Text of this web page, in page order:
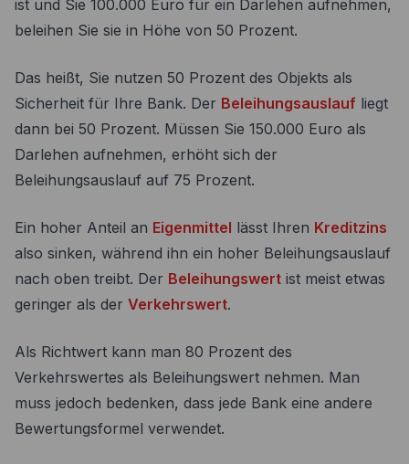
ist und Sie 100.000 Euro für ein Darlehen aufnehmen,
beleihen Sie sie in Höhe von 50 Prozent.
Das heißt, Sie nutzen 50 Prozent des Objekts als
Sicherheit für Ihre Bank. Der Beleihungsauslauf liegt
dann bei 50 Prozent. Müssen Sie 150.000 Euro als
Darlehen aufnehmen, erhöht sich der
Beleihungsauslauf auf 75 Prozent.
Ein hoher Anteil an Eigenmittel lässt Ihren Kreditzins
also sinken, während ihn ein hoher Beleihungsauslauf
nach oben treibt. Der Beleihungswert ist meist etwas
geringer als der Verkehrswert.
Als Richtwert kann man 80 Prozent des
Verkehrswertes als Beleihungswert nehmen. Man
muss jedoch bedenken, dass jede Bank eine andere
Bewertungsformel verwendet.